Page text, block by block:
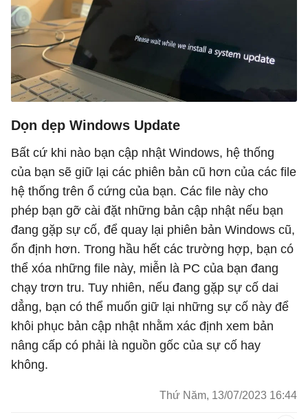
Dọn dẹp Windows Update
Bất cứ khi nào bạn cập nhật Windows, hệ thống
của bạn sẽ giữ lại các phiên bản cũ hơn của các file
hệ thống trên ổ cứng của bạn. Các file này cho
phép bạn gỡ cài đặt những bản cập nhật nếu bạn
đang gặp sự cố, để quay lại phiên bản Windows cũ,
ổn định hơn. Trong hầu hết các trường hợp, bạn có
thể xóa những file này, miễn là PC của bạn đang
chạy trơn tru. Tuy nhiên, nếu đang gặp sự cố dai
dẳng, bạn có thể muốn giữ lại những sự cố này để
khôi phục bản cập nhật nhằm xác định xem bản
nâng cấp có phải là nguồn gốc của sự cố hay
không.
Thứ Năm, 13/07/2023 16:44